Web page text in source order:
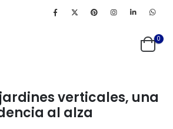
0
verticales, una
al alza